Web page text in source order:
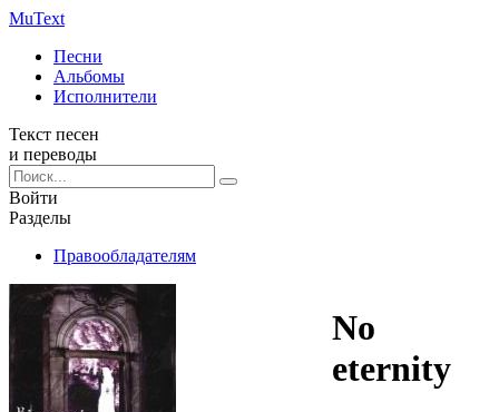
MuText
Песни
Альбомы
Исполнители
Текст песен
и переводы
Войти
Разделы
Правообладателям
No
eternity